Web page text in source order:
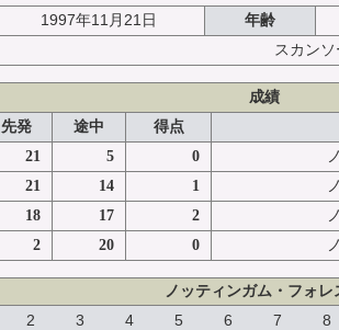
1997年11月21日
年齢
スカンソ
成績
先発 途中
得点
21 5 0
21 14 1
18 17 2
2 20 0
ノッティンガム・フォレ
2 3 4 5 6 7 8